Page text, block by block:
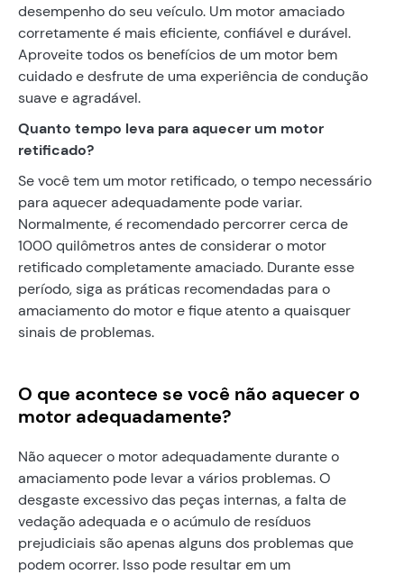
desempenho do seu veículo. Um motor amaciado
corretamente é mais eficiente, confiável e durável.
Aproveite todos os benefícios de um motor bem
cuidado e desfrute de uma experiência de condução
suave e agradável.
Quanto tempo leva para aquecer um motor
retificado?
Se você tem um motor retificado, o tempo necessário
para aquecer adequadamente pode variar.
Normalmente, é recomendado percorrer cerca de
1000 quilômetros antes de considerar o motor
retificado completamente amaciado. Durante esse
período, siga as práticas recomendadas para o
amaciamento do motor e fique atento a quaisquer
sinais de problemas.
O que acontece se você não aquecer o
motor adequadamente?
Não aquecer o motor adequadamente durante o
amaciamento pode levar a vários problemas. O
desgaste excessivo das peças internas, a falta de
vedação adequada e o acúmulo de resíduos
prejudiciais são apenas alguns dos problemas que
podem ocorrer. Isso pode resultar em um